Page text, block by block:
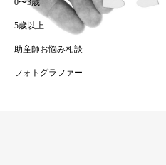
0〜3歳
5歳以上
助産師お悩み相談
フォトグラファー